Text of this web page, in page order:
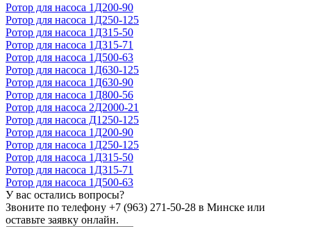
Ротор для насоса 1Д200-90
Ротор для насоса 1Д250-125
Ротор для насоса 1Д315-50
Ротор для насоса 1Д315-71
Ротор для насоса 1Д500-63
Ротор для насоса 1Д630-125
Ротор для насоса 1Д630-90
Ротор для насоса 1Д800-56
Ротор для насоса 2Д2000-21
Ротор для насоса Д1250-125
Ротор для насоса 1Д200-90
Ротор для насоса 1Д250-125
Ротор для насоса 1Д315-50
Ротор для насоса 1Д315-71
Ротор для насоса 1Д500-63
У вас остались вопросы?
Звоните по телефону +7 (963) 271-50-28 в Минске или
оставьте заявку онлайн.